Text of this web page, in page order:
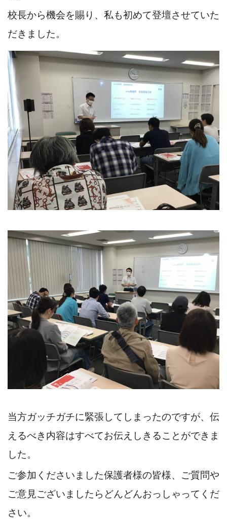
校長から機会を賜り、私も初めて登壇させていた
だきました。
当方ガッチガチに緊張してしまったのですが、伝
えるべき内容はすべてお伝えしきることができま
した。
ご参加くださいました保護者様の皆様、ご質問や
ご意見ございましたらどんどんおっしゃってくだ
さい。